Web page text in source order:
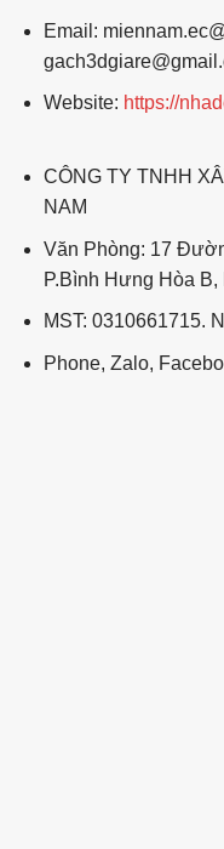
Email:
Website: https://
CÔNG TY TNHH
NAM
Văn Phòng: 17
P.Bình Hưng Hòa
MST: 0310661715.
Phone, Zalo,